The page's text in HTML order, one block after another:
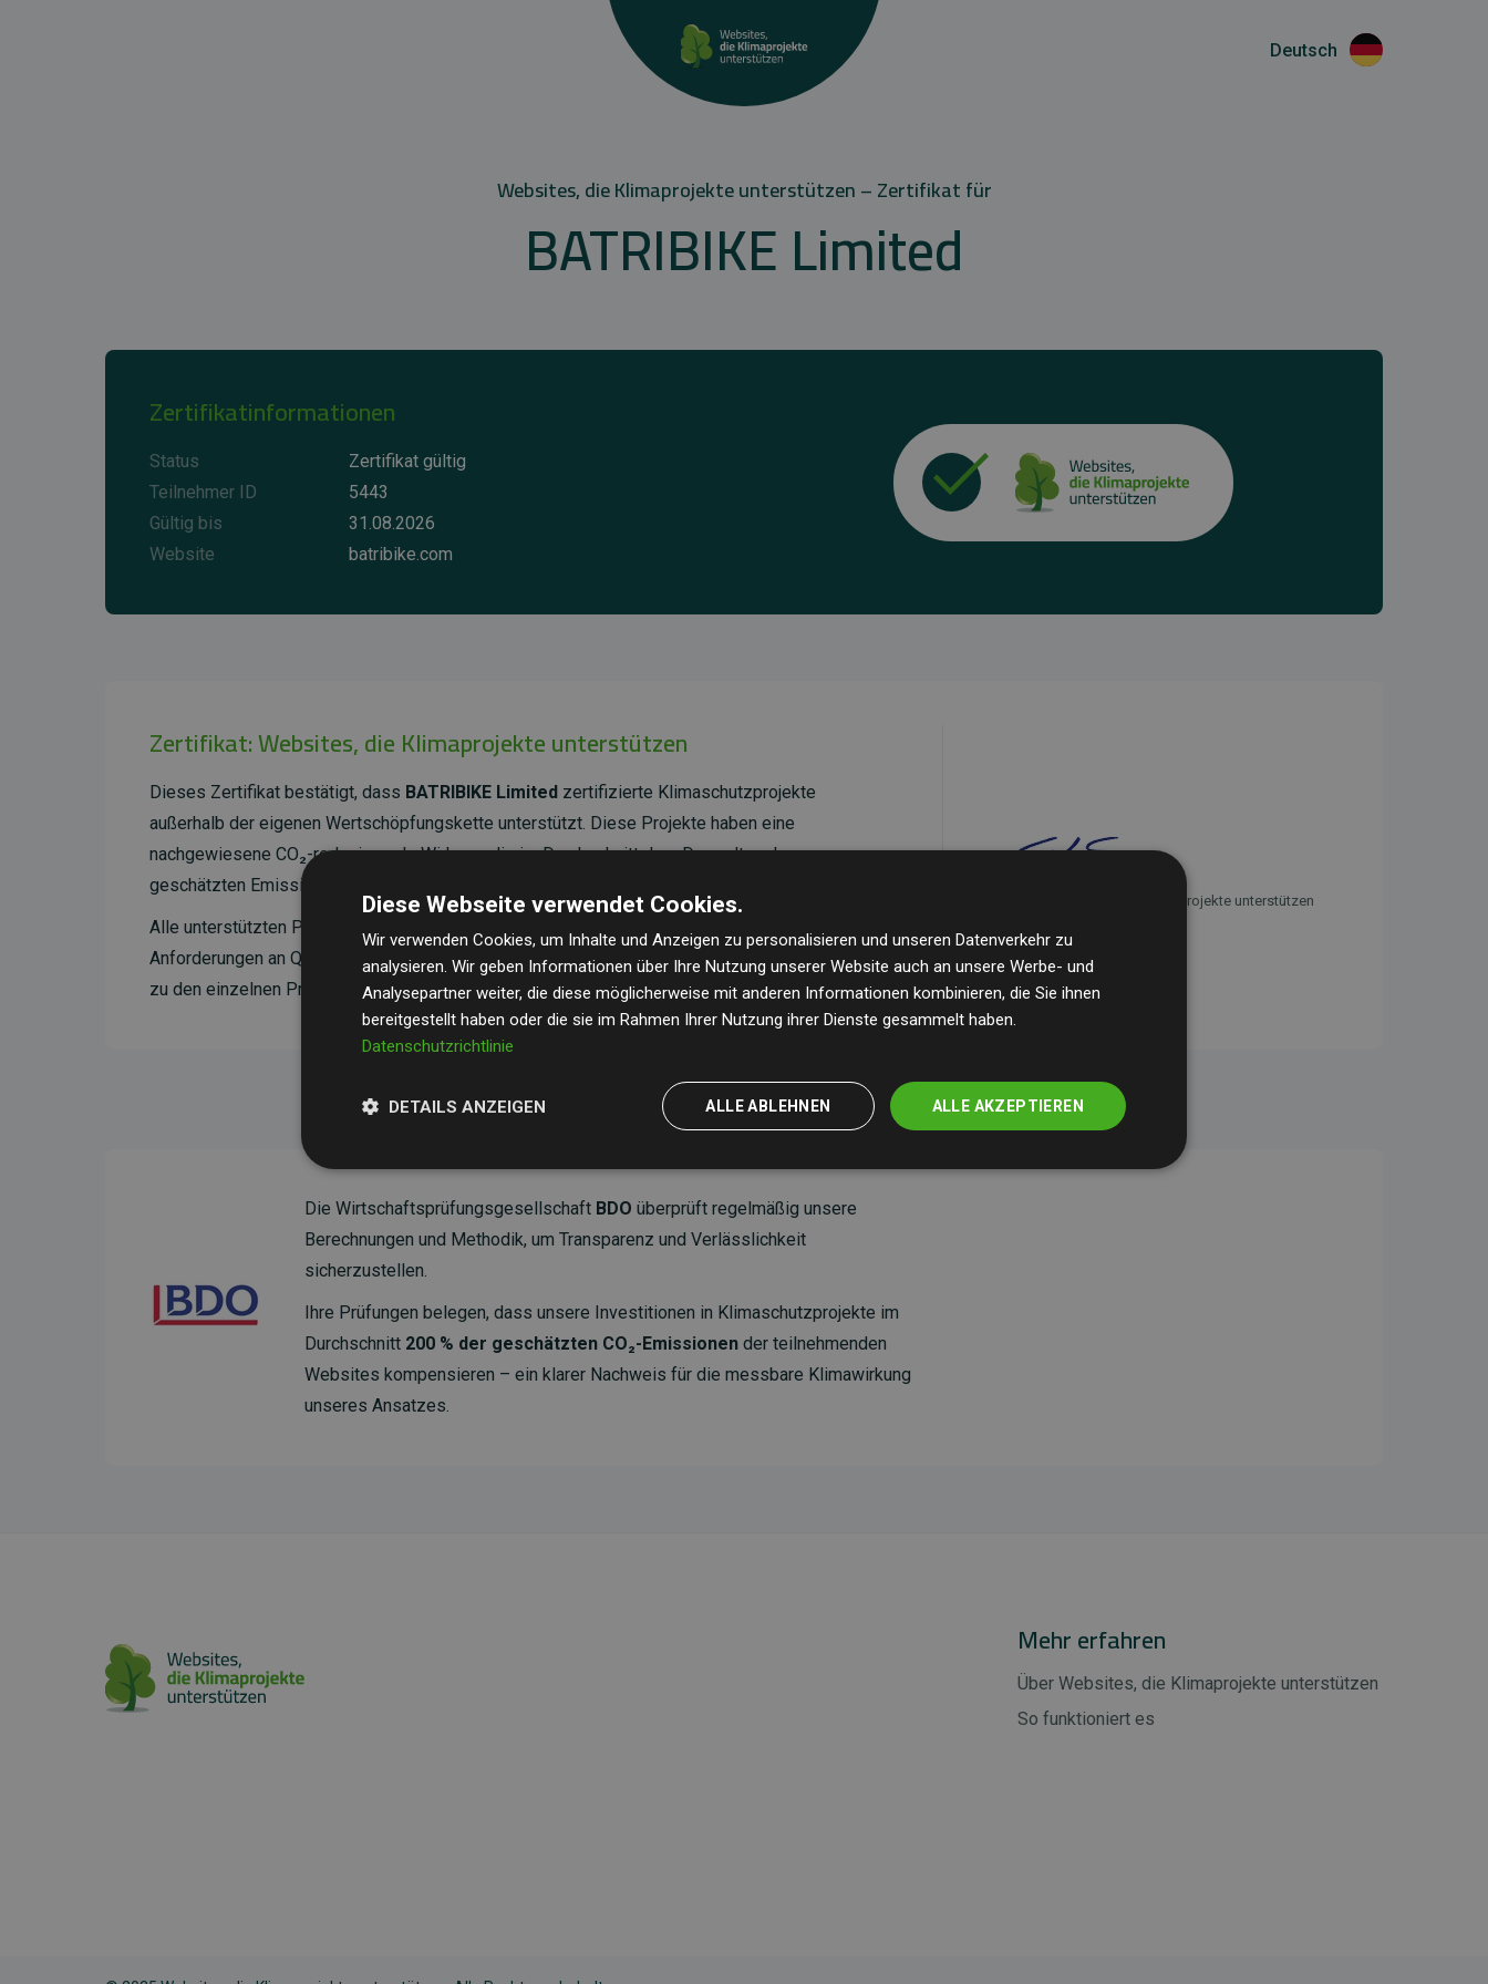
Deutsch
Websites, die Klimaprojekte unterstützen – Zertifikat für
BATRIBIKE Limited
Zertifikatinformationen
Status
Zertifikat gültig
Teilnehmer ID
5443
Gültig bis
31.08.2026
Website
batribike.com
Zertifikat: Websites, die Klimaprojekte unterstützen
Dieses Zertifikat bestätigt, dass BATRIBIKE Limited zertifizierte Klimaschutzprojekte
außerhalb der eigenen Wertschöpfungskette unterstützt. Diese Projekte haben eine
nachgewiesene CO₂-reduzierende Wirkung, die im Durchschnitt dem Doppelten der
geschätzten Emissionen der Website entspricht.
Alle unterstützten Projekte werden durch
Anforderungen an Qualität, tatsächliche Klimawirkung und Transparenz. Weitere Informationen
zu den einzelnen Projekten findenSie hier.
Initiative Websites, die Klimaprojekte unterstützen
Die Wirtschaftsprüfungsgesellschaft BDO überprüft regelmäßig unsere
Berechnungen und Methodik, um Transparenz und Verlässlichkeit
sicherzustellen.
Ihre Prüfungen belegen, dass unsere Investitionen in Klimaschutzprojekte im
Durchschnitt 200 % der geschätzten CO₂-Emissionen der teilnehmenden
Websites kompensieren – ein klarer Nachweis für die messbare Klimawirkung
unseres Ansatzes.
Mehr erfahren
Über Websites, die Klimaprojekte unterstützen
So funktioniert es
Diese Webseite verwendet Cookies.
Wir verwenden Cookies, um Inhalte und Anzeigen zu personalisieren und unseren Datenverkehr zu
analysieren. Wir geben Informationen über Ihre Nutzung unserer Website auch an unsere Werbe- und
Analysepartner weiter, die diese möglicherweise mit anderen Informationen kombinieren, die Sie ihnen
bereitgestellt haben oder die sie im Rahmen Ihrer Nutzung ihrer Dienste gesammelt haben.
Datenschutzrichtlinie
ALLE AKZEPTIEREN
ALLE ABLEHNEN
DETAILS ANZEIGEN